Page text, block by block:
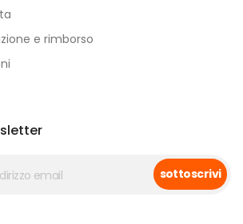
e rimborso
sottoscrivi